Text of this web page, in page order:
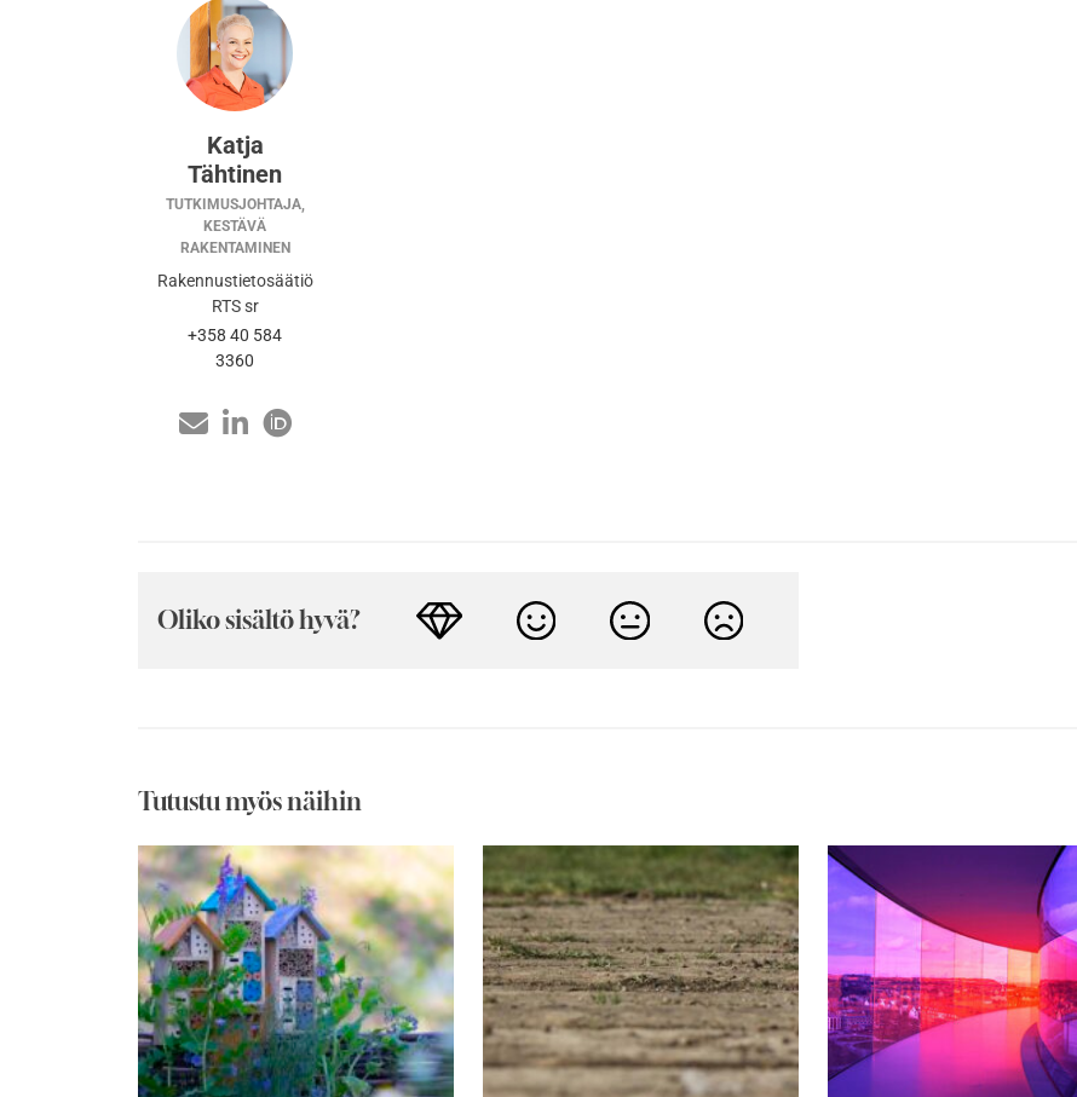
Katja
Tähtinen
TUTKIMUSJOHTAJA,
KESTÄVÄ
RAKENTAMINEN
Rakennustietosäätiö
RTS sr
+358 40 584
3360
Oliko sisältö hyvä?
Tutustu myös näihin